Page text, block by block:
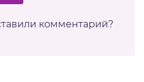
комментарий?